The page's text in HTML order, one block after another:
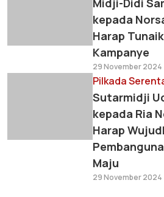
Midji-Didi
kepada
Harap
Kampanye
29 November 2024
Pilkada
Sutarmidji
kepada Ria
Harap
Maju
29 November 2024